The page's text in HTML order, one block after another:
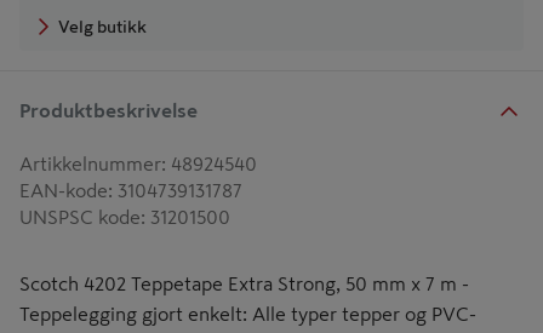
Velg butikk
Produktbeskrivelse
Artikkelnummer: 48924540
EAN-kode: 3104739131787
UNSPSC kode: 31201500
Scotch 4202 Teppetape Extra Strong, 50 mm x 7 m -
Teppelegging gjort enkelt: Alle typer tepper og PVC-